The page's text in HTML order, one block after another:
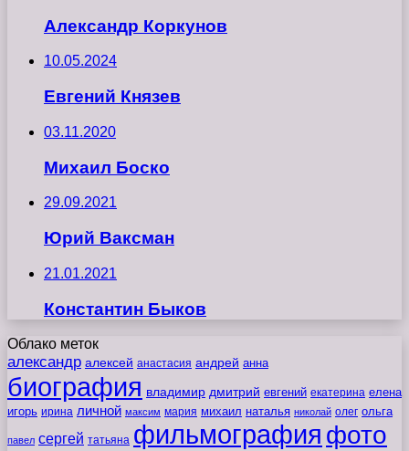
Александр Коркунов
10.05.2024
Евгений Князев
03.11.2020
Михаил Боско
29.09.2021
Юрий Ваксман
21.01.2021
Константин Быков
Облако меток
александр алексей анастасия андрей анна
биография владимир дмитрий евгений екатерина елена
игорь ирина личной максим мария михаил наталья николай олег ольга
павел сергей татьяна фильмография фото